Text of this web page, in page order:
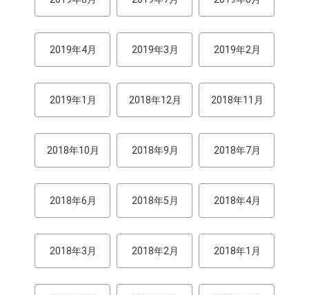
2019年4月 2019年3月 2019年2月
2019年1月 2018年12月 2018年11月
2018年10月 2018年9月 2018年7月
2018年6月 2018年5月 2018年4月
2018年3月 2018年2月 2018年1月